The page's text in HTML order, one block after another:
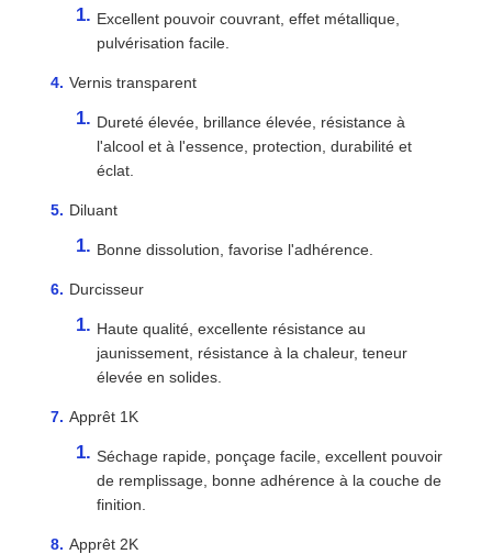
Excellent pouvoir couvrant, effet métallique,
pulvérisation facile.
Vernis transparent
Dureté élevée, brillance élevée, résistance à
l'alcool et à l'essence, protection, durabilité et
éclat.
Diluant
Bonne dissolution, favorise l'adhérence.
Durcisseur
Haute qualité, excellente résistance au
jaunissement, résistance à la chaleur, teneur
élevée en solides.
Apprêt 1K
Séchage rapide, ponçage facile, excellent pouvoir
de remplissage, bonne adhérence à la couche de
finition.
Apprêt 2K